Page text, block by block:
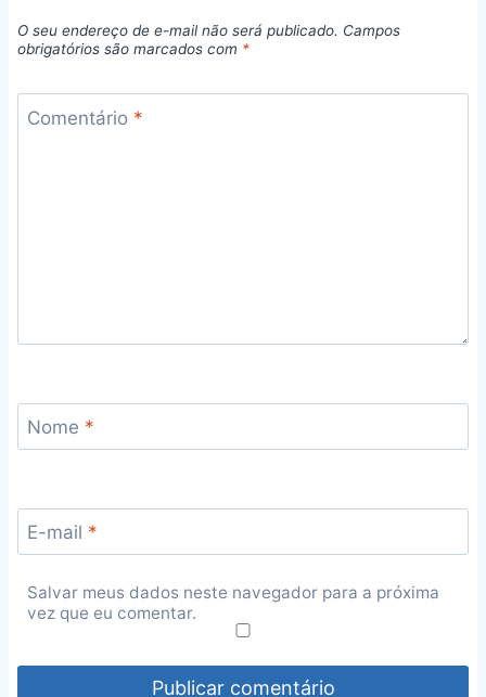
O seu endereço de e-mail não será publicado. Campos
obrigatórios são marcados com *
Comentário *
Nome *
E-mail *
Salvar meus dados neste navegador para a próxima
vez que eu comentar.